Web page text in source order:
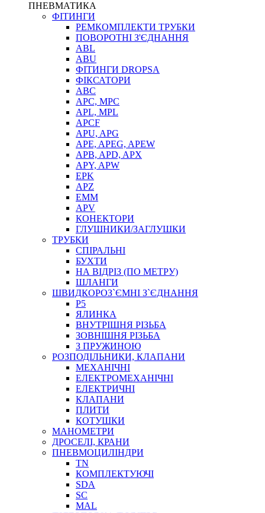
ПНЕВМАТИКА
ФІТИНГИ
РЕМКОМПЛЕКТИ ТРУБКИ
ПОВОРОТНІ З'ЄДНАННЯ
ABL
ABU
ФІТИНГИ DROPSA
ФІКСАТОРИ
ABC
APC, MPC
APL, MPL
APCF
APU, APG
APE, APEG, APEW
APB, APD, APX
APY, APW
EPK
APZ
EMM
APV
КОНЕКТОРИ
ГЛУШНИКИ/ЗАГЛУШКИ
ТРУБКИ
СПІРАЛЬНІ
БУХТИ
НА ВІДРІЗ (ПО МЕТРУ)
ШЛАНГИ
ШВИДКОРОЗ`ЄМНІ З`ЄДНАННЯ
P5
ЯЛИНКА
ВНУТРІШНЯ РІЗЬБА
ЗОВНІШНЯ РІЗЬБА
З ПРУЖИНОЮ
РОЗПОДІЛЬНИКИ, КЛАПАНИ
МЕХАНІЧНІ
ЕЛЕКТРОМЕХАНІЧНІ
ЕЛЕКТРИЧНІ
КЛАПАНИ
ПЛИТИ
КОТУШКИ
МАНОМЕТРИ
ДРОСЕЛІ, КРАНИ
ПНЕВМОЦИЛІНДРИ
TN
КОМПЛЕКТУЮЧІ
SDA
SC
MAL